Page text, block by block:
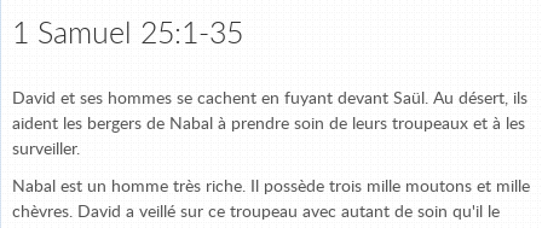
1 Samuel 25:1-35
David et ses hommes se cachent en fuyant devant Saül. Au désert, ils
aident les bergers de Nabal à prendre soin de leurs troupeaux et à les
surveiller.
Nabal est un homme très riche. Il possède trois mille moutons et mille
chèvres. David a veillé sur ce troupeau avec autant de soin qu'il le